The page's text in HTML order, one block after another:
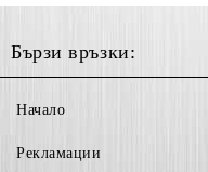
Бързи връзки:
Начало
Рекламации